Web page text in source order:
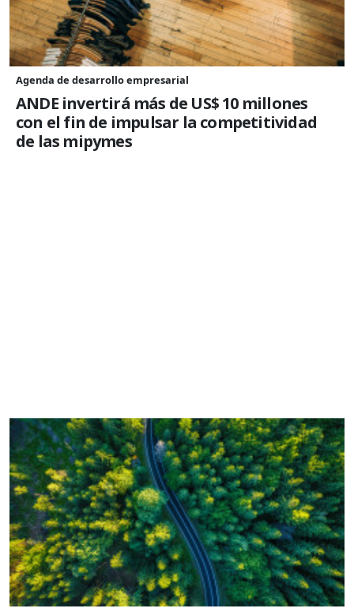
Agenda de desarrollo empresarial
ANDE invertirá más de US$ 10 millones
con el fin de impulsar la competitividad
de las mipymes